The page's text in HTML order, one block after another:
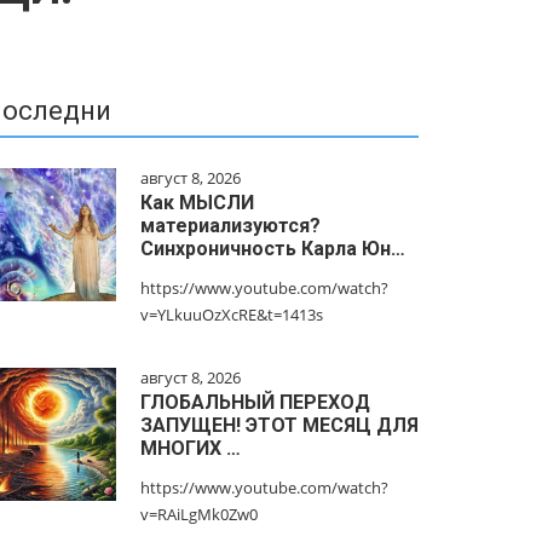
август 8, 2026
Как МЫСЛИ
материализуются?
Синхроничность Карла Юн…
https://www.youtube.com/watch?
v=YLkuuOzXcRE&t=1413s
август 8, 2026
ГЛОБАЛЬНЫЙ ПЕРЕХОД
ЗАПУЩЕН! ЭТОТ МЕСЯЦ ДЛЯ
МНОГИХ …
https://www.youtube.com/watch?
v=RAiLgMk0Zw0